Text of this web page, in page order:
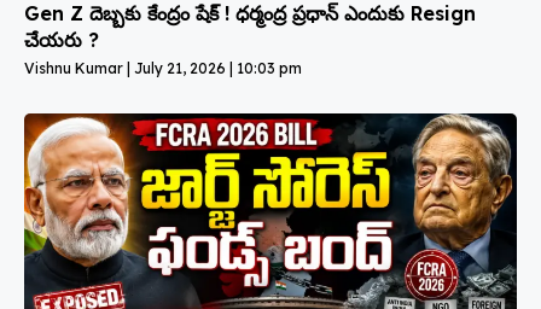
Gen Z దెబ్బకు కేంద్రం షేక్ ! ధర్మంద్ర ప్రధాన్ ఎందుకు Resign
చేయరు ?
Vishnu Kumar July 21, 2026 10:03 pm